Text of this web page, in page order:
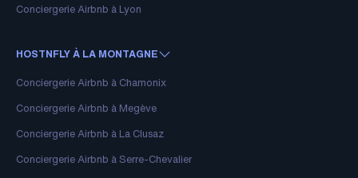
Conciergerie Airbnb à Lyon
HOSTNFLY À LA MONTAGNE
Conciergerie Airbnb à Chamonix
Conciergerie Airbnb à Megève
Conciergerie Airbnb à La Clusaz
Conciergerie Airbnb à Serre-Chevalier